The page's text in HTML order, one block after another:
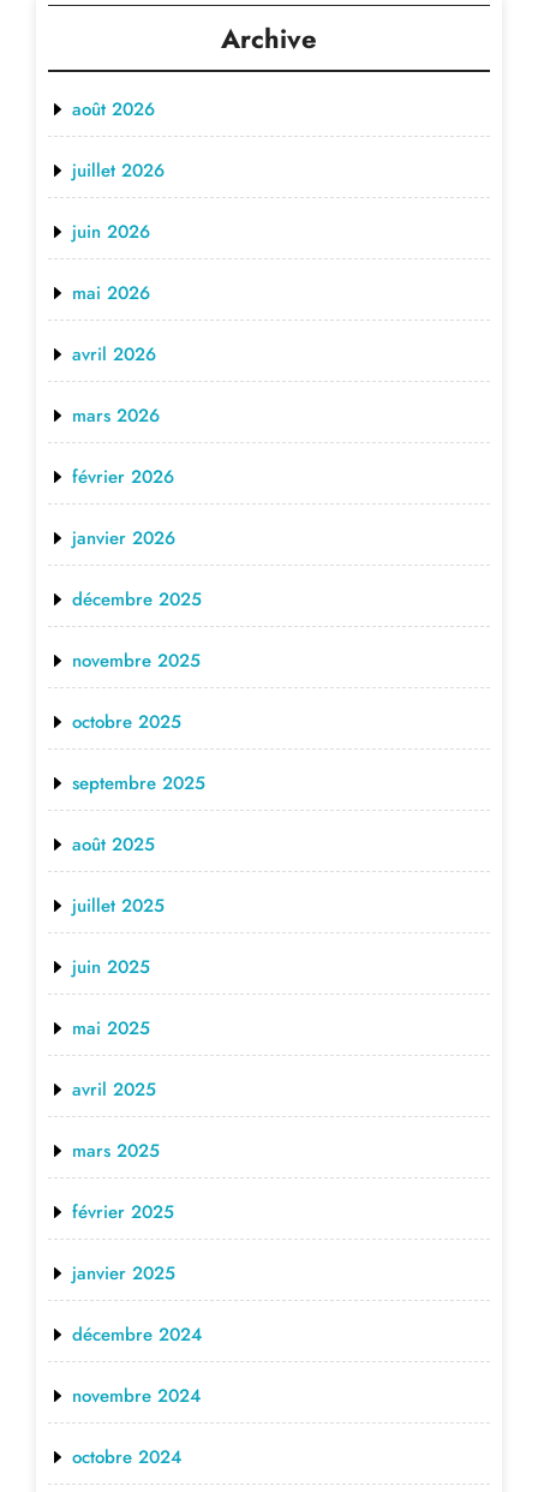
Archive
août 2026
juillet 2026
juin 2026
mai 2026
avril 2026
mars 2026
février 2026
janvier 2026
décembre 2025
novembre 2025
octobre 2025
septembre 2025
août 2025
juillet 2025
juin 2025
mai 2025
avril 2025
mars 2025
février 2025
janvier 2025
décembre 2024
novembre 2024
octobre 2024